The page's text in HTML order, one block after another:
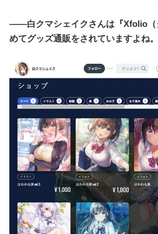
――白クマシェイクさんは『Xfolio（
めてグッズ通販をされていますよね。